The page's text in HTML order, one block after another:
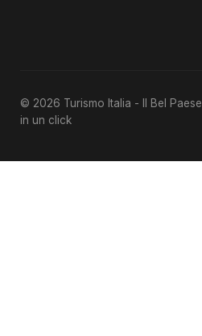
© 2026 Turismo Italia - Il Bel Paese
in un click